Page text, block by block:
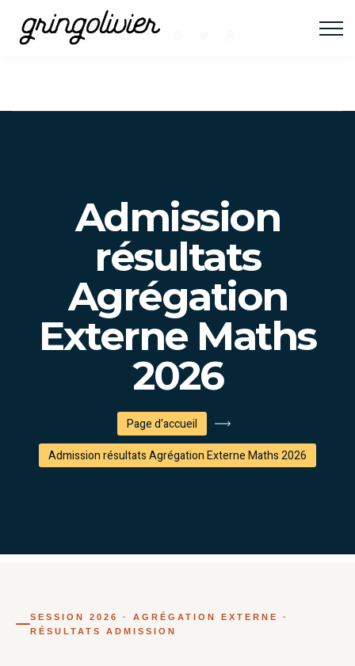
Admission
résultats
Agrégation
Externe Maths
2026
Page d'accueil
Admission résultats Agrégation Externe Maths 2026
SESSION 2026 · AGRÉGATION EXTERNE ·
RÉSULTATS ADMISSION